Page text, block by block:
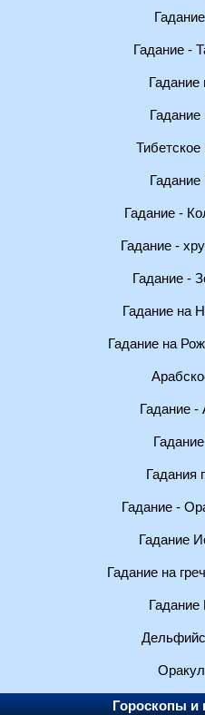
Гадание -
Гадание
Гадание
Гадание -
Гадание -
Гадание -
Гадание на
Гадание на
Гадание -
Гадания
Гадание -
Гадание
Гадание на
Гадание
Гороскопы и